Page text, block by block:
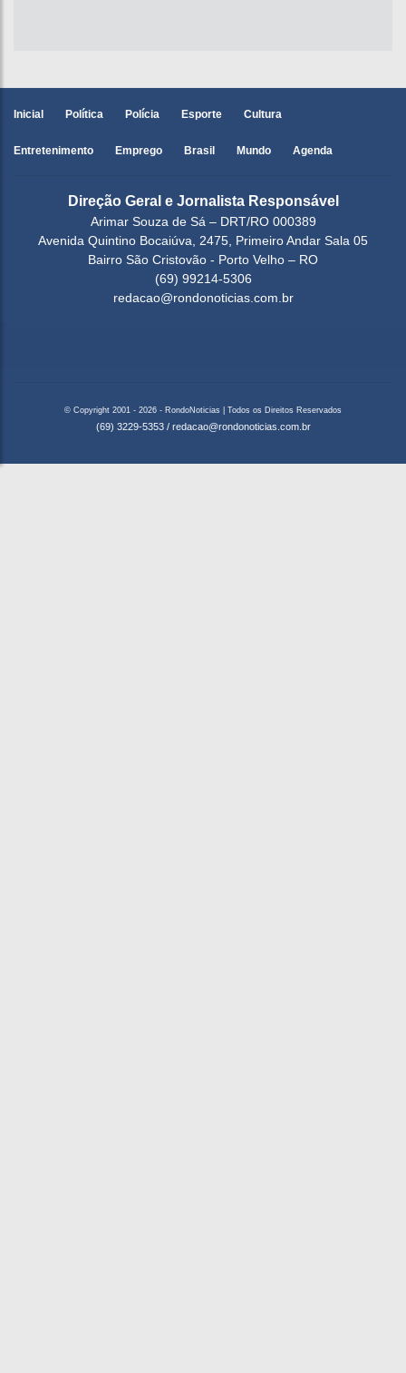
Inicial Política Polícia Esporte Cultura
Entretenimento Emprego Brasil Mundo Agenda
Direção Geral e Jornalista Responsável
Arimar Souza de Sá – DRT/RO 000389
Avenida Quintino Bocaiúva, 2475, Primeiro Andar Sala 05
Bairro São Cristovão - Porto Velho – RO
(69) 99214-5306
redacao@rondonoticias.com.br
© Copyright 2001 - 2026 - RondoNoticias | Todos os Direitos Reservados
(69) 3229-5353 / redacao@rondonoticias.com.br